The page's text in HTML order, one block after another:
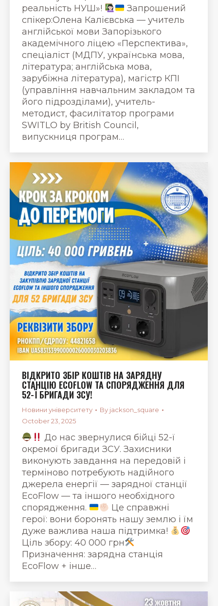
реальність НУШ»!
Запрошений
спікер:Олена Калієвська — учитель
англійської мови Запорізького
академічного ліцею «Перспектива»,
спеціаліст (МДПУ, українська мова,
література; англійська мова,
зарубіжна література), магістр КПІ
(управління навчальним закладом та
його підрозділами), учитель-
методист, фасилітатор програми
SWITLO by British Council,
випускниця програм…
ВІДКРИТО ЗБІР КОШТІВ НА ЗАРЯДНУ
СТАНЦІЮ ECOFLOW ТА СПОРЯДЖЕННЯ ДЛЯ
52-Ї БРИГАДИ ЗСУ!
Новини університету By jackson_square
October 23, 2025
До нас звернулися бійці 52-ї
окремої бригади ЗСУ. Захисники
виконують завдання на передовій і
терміново потребують надійного
джерела енергії — зарядної станції
EcoFlow — та іншого необхідного
спорядження.
Це справжні
герої: вони боронять нашу землю і їм
дуже важлива наша підтримка!
Ціль збору: 40 000 грн
Призначення: зарядна станція
EcoFlow + інше…